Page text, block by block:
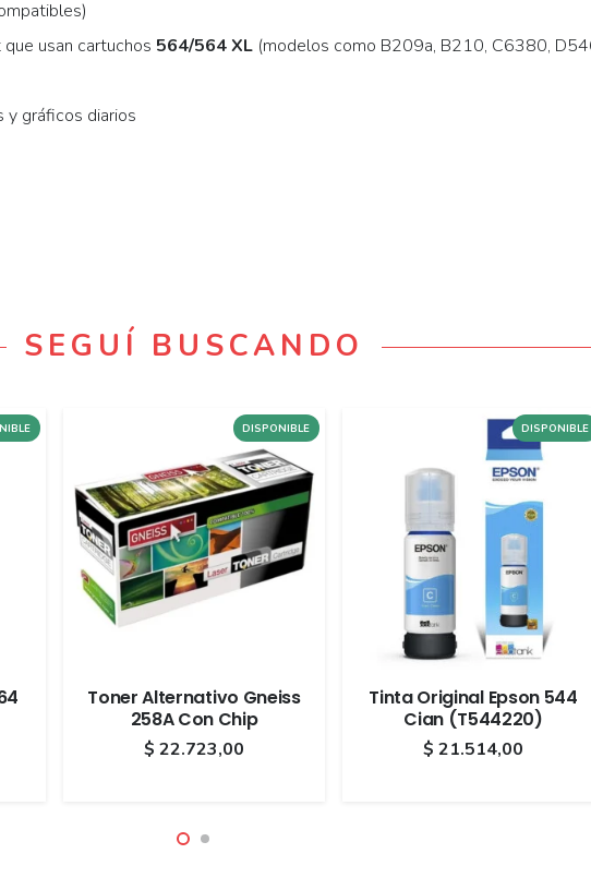
usan cartuchos 564/564 XL (modelos como B209a, B210, C6380,
y gráficos diarios
SEGUÍ BUSCANDO
DISPONIBLE
Toner Alternativo Gneiss
258A Con Chip
$ 22.723,00
DISPONIBLE
Tinta Original Epson 544
Cian (T544220)
$ 21.514,00